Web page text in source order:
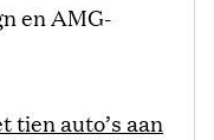
en AMG-
tien auto’s aan